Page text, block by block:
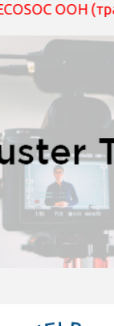
ООН